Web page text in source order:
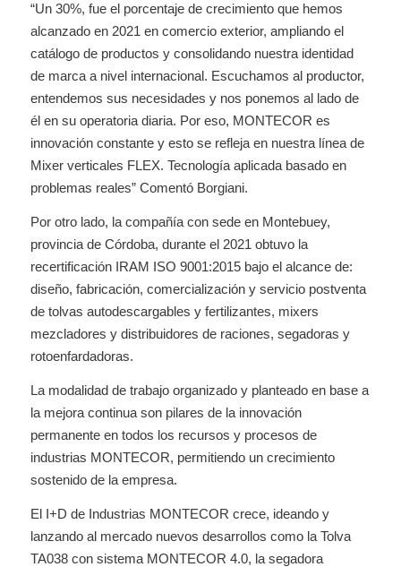
“Un 30%, fue el porcentaje de crecimiento que hemos
alcanzado en 2021 en comercio exterior, ampliando el
catálogo de productos y consolidando nuestra identidad
de marca a nivel internacional. Escuchamos al productor,
entendemos sus necesidades y nos ponemos al lado de
él en su operatoria diaria. Por eso, MONTECOR es
innovación constante y esto se refleja en nuestra línea de
Mixer verticales FLEX. Tecnología aplicada basado en
problemas reales” Comentó Borgiani.
Por otro lado, la compañía con sede en Montebuey,
provincia de Córdoba, durante el 2021 obtuvo la
recertificación IRAM ISO 9001:2015 bajo el alcance de:
diseño, fabricación, comercialización y servicio postventa
de tolvas autodescargables y fertilizantes, mixers
mezcladores y distribuidores de raciones, segadoras y
rotoenfardadoras.
La modalidad de trabajo organizado y planteado en base a
la mejora continua son pilares de la innovación
permanente en todos los recursos y procesos de
industrias MONTECOR, permitiendo un crecimiento
sostenido de la empresa.
El I+D de Industrias MONTECOR crece, ideando y
lanzando al mercado nuevos desarrollos como la Tolva
TA038 con sistema MONTECOR 4.0, la segadora